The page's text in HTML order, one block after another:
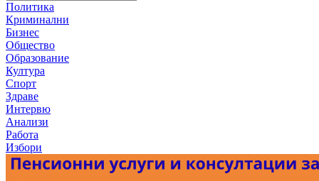
Политика
Криминални
Бизнес
Общество
Образование
Култура
Спорт
Здраве
Интервю
Анализи
Работа
Избори